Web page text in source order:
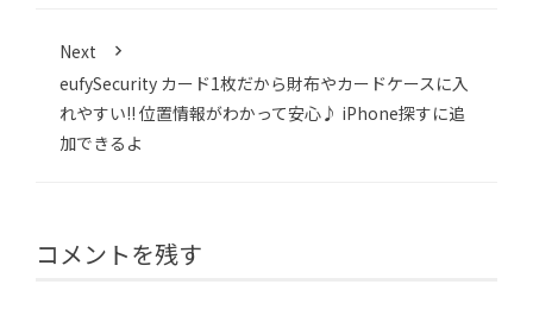
Next
eufySecurity カード1枚だから財布やカードケースに入
れやすい!! 位置情報がわかって安心♪ iPhone探すに追
加できるよ
コメントを残す